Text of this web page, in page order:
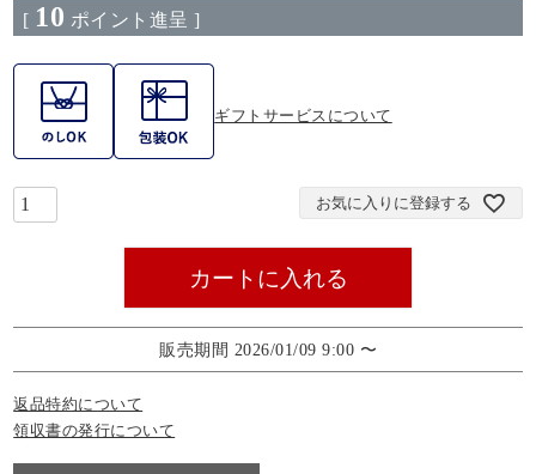
[ 10 ポイント進呈 ]
ギフトサービスについて
お気に入りに登録する
カートに入れる
販売期間 2026/01/09 9:00 〜
返品特約について
領収書の発行について